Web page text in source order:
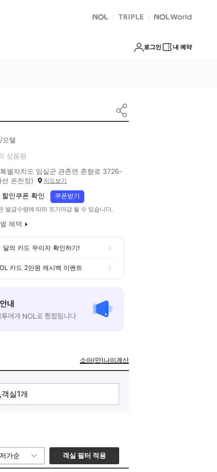
NOL 트리플 Global Interpark
로그인 내 예약
모텔
상품평
별자치도 임실군 관촌면 춘향로 3726-
온천장)
지도보기
할인쿠폰 확인 쿠폰받기
발급수량에 따라 조기마감 될 수 있습니다.
혜택
달의 카드 무이자 확인하기!
카드 2만원 캐시백 이벤트
소아(만)나이계산
가순 객실 필터 적용